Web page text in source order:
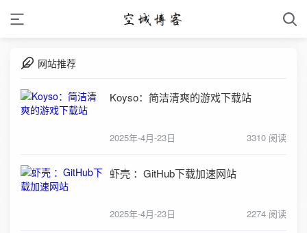
网站推荐
Koyso：简洁清爽的游戏下载站
2025年-4月-23日 3310 阅读
虾壳 ：GitHub下载加速网站
2025年-4月-23日 2274 阅读